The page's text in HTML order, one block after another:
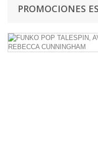
PROMOCIONES